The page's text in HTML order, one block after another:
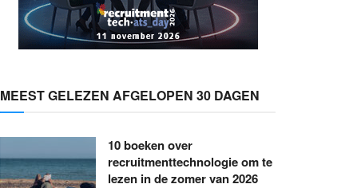
MEEST GELEZEN AFGELOPEN 30 DAGEN
10 boeken over
recruitmenttechnologie om te
lezen in de zomer van 2026